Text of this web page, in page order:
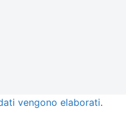
vengono elaborati.